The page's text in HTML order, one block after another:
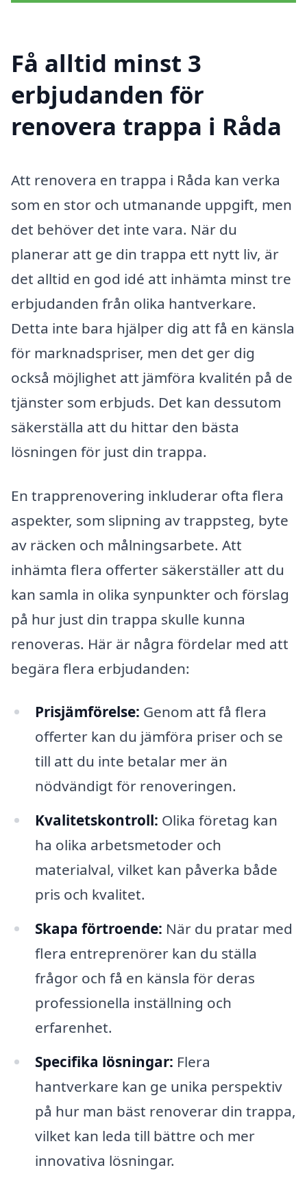
Få alltid minst 3
erbjudanden för
renovera trappa i Råda
Att renovera en trappa i Råda kan verka
som en stor och utmanande uppgift, men
det behöver det inte vara. När du
planerar att ge din trappa ett nytt liv, är
det alltid en god idé att inhämta minst tre
erbjudanden från olika hantverkare.
Detta inte bara hjälper dig att få en känsla
för marknadspriser, men det ger dig
också möjlighet att jämföra kvalitén på de
tjänster som erbjuds. Det kan dessutom
säkerställa att du hittar den bästa
lösningen för just din trappa.
En trapprenovering inkluderar ofta flera
aspekter, som slipning av trappsteg, byte
av räcken och målningsarbete. Att
inhämta flera offerter säkerställer att du
kan samla in olika synpunkter och förslag
på hur just din trappa skulle kunna
renoveras. Här är några fördelar med att
begära flera erbjudanden:
Prisjämförelse: Genom att få flera
offerter kan du jämföra priser och se
till att du inte betalar mer än
nödvändigt för renoveringen.
Kvalitetskontroll: Olika företag kan
ha olika arbetsmetoder och
materialval, vilket kan påverka både
pris och kvalitet.
Skapa förtroende: När du pratar med
flera entreprenörer kan du ställa
frågor och få en känsla för deras
professionella inställning och
erfarenhet.
Specifika lösningar: Flera
hantverkare kan ge unika perspektiv
på hur man bäst renoverar din trappa,
vilket kan leda till bättre och mer
innovativa lösningar.